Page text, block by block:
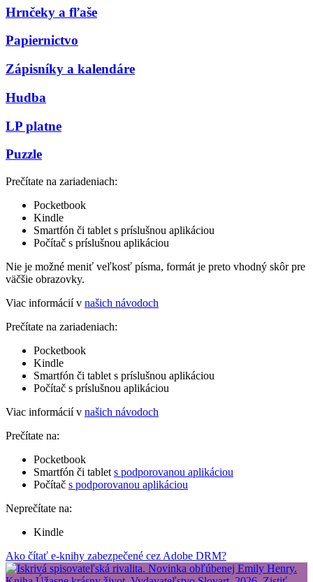
Hrnčeky a fľaše
Papiernictvo
Zápisníky a kalendáre
Hudba
LP platne
Puzzle
Prečítate na zariadeniach:
Pocketbook
Kindle
Smartfón či tablet s príslušnou aplikáciou
Počítač s príslušnou aplikáciou
Nie je možné meniť veľkosť písma, formát je preto vhodný skôr pre
väčšie obrazovky.
Viac informácií v našich návodoch
Prečítate na zariadeniach:
Pocketbook
Kindle
Smartfón či tablet s príslušnou aplikáciou
Počítač s príslušnou aplikáciou
Viac informácií v našich návodoch
Prečítate na:
Pocketbook
Smartfón či tablet s podporovanou aplikáciou
Počítač s podporovanou aplikáciou
Neprečítate na:
Kindle
Ako čítať e-knihy zabezpečené cez Adobe DRM?